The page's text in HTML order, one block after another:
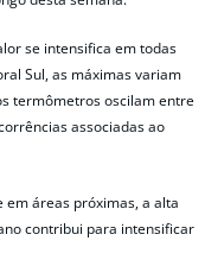
se intensifica em todas
Sul, as máximas variam
termômetros oscilam entre
associadas ao
em áreas próximas, a alta
contribui para intensificar